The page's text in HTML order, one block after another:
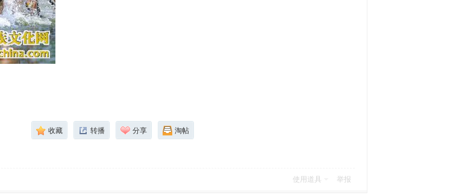
收藏 转播 分享 淘帖
使用道具 举报